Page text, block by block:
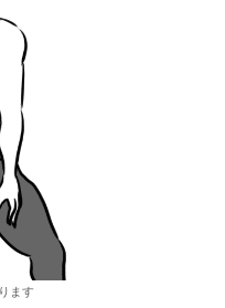
ます